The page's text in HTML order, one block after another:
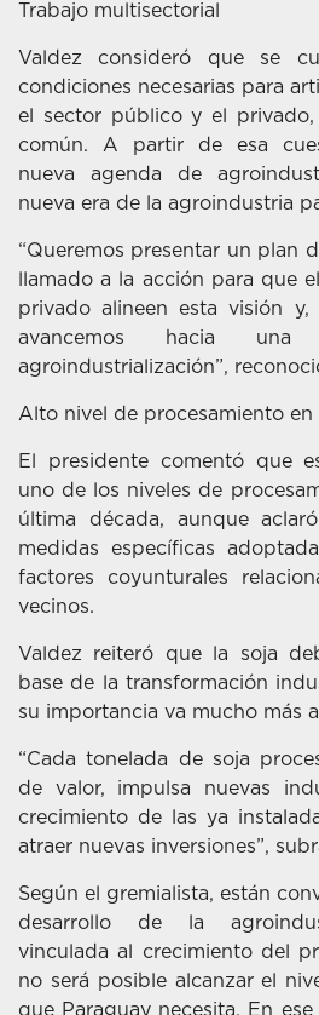
Trabajo multisectorial
Valdez consideró que se
condiciones necesarias para
el sector público y el privado,
común. A partir de esa
nueva agenda de
nueva era de la agroindustria
“Queremos presentar un plan
llamado a la acción para que
privado alineen esta visión y,
avancemos hacia
agroindustrialización”,
Alto nivel de procesamiento en
El presidente comentó que
uno de los niveles de
última década, aunque
medidas específicas
factores coyunturales
vecinos.
Valdez reiteró que la soja
base de la transformación
su importancia va mucho más
“Cada tonelada de soja
de valor, impulsa nuevas
crecimiento de las ya
atraer nuevas inversiones”,
Según el gremialista, están
desarrollo de la
vinculada al crecimiento del
no será posible alcanzar el
que Paraguay necesita. En